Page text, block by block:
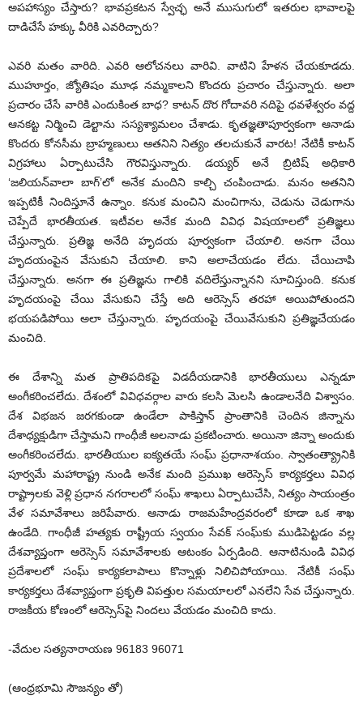
అపహాస్యం చేస్తారు? భావప్రకటన స్వేచ్ఛ అనే ముసుగులో ఇతరుల భావాలపై
దాడిచేసే హక్కు వీరికి ఎవరిచ్చారు?
ఎవరి మతం వారిది. ఎవరి ఆలోచనలు వారివి. వాటిని హేళన చేయకూడదు.
ముహూర్తం, జ్యోతిషం మూఢ నమ్మకాలని కొందరు ప్రచారం చేస్తున్నారు. అలా
ప్రచారం చేసే వారికి ఎందుకింత బాధ? కాటన్ దొర గోదావరి నదిపై ధవళేశ్వరం వద్ద
ఆనకట్ట నిర్మించి డెల్టాను సస్యశ్యామలం చేశాడు. కృతజ్ఞతాపూర్వకంగా ఆనాడు
కొందరు కోనసీమ బ్రాహ్మణులు ఆతనిని నిత్యం తలచుకునే వారట! నేటికీ కాటన్
విగ్రహాలు ఏర్పాటుచేసి గౌరవిస్తున్నారు. డయ్యర్ అనే బ్రిటిష్ అధికారి
‘జలియన్‌వాలా బాగ్’లో అనేక మందిని కాల్చి చంపించాడు. మనం అతనిని
ఇప్పటికీ నిందిస్తూనే ఉన్నాం. కనుక మంచిని మంచిగాను, చెడును చెడుగాను
చెప్పేదే భారతీయత. ఇటీవల అనేక మంది వివిధ విషయాలలో ప్రతిజ్ఞలు
చేస్తున్నారు. ప్రతిజ్ఞ అనేది హృదయ పూర్వకంగా చేయాలి. అనగా చేయి
హృదయంపైన వేసుకుని చేయాలి. కాని అలాచేయడం లేదు. చేయిచాపి
చేస్తున్నారు. అనగా ఈ ప్రతిజ్ఞను గాలికి వదిలేస్తున్నానని సూచిస్తుంది. కనుక
హృదయంపై చేయి వేసుకుని చేస్తే అది ఆరెస్సెస్ తరహా అయిపోతుందని
భయపడిపోయి అలా చేస్తున్నారు. హృదయంపై చేయివేసుకుని ప్రతిజ్ఞచేయడం
మంచిది.
ఈ దేశాన్ని మత ప్రాతిపదికపై విడదీయడానికి భారతీయులు ఎన్నడూ
అంగీకరించలేదు. దేశంలో వివిధవర్గాల వారు కలసి మెలసి ఉండాలనేది విశ్వాసం.
దేశ విభజన జరగకుండా ఉండేలా పాకిస్తాన్ ప్రాంతానికి చెందిన జిన్నాను
దేశాధ్యక్షుడిగా చేస్తామని గాంధీజీ అలనాడు ప్రకటించారు. అయినా జిన్నా అందుకు
అంగీకరించలేదు. భారతీయుల ఐక్యతయే సంఘ్ ప్రధానాశయం. స్వాతంత్య్రానికి
పూర్వమే మహారాష్ట్ర నుండి అనేక మంది ప్రముఖ ఆరెస్సెస్ కార్యకర్తలు వివిధ
రాష్ట్రాలకు వెళ్లి ప్రధాన నగరాలలో సంఘ్ శాఖలు ఏర్పాటుచేసి, నిత్యం సాయంత్రం
వేళ సమావేశాలు జరిపేవారు. ఆనాడు రాజమహేంద్రవరంలో కూడా ఒక శాఖ
ఉండేది. గాంధీజీ హత్యకు రాష్ట్రీయ స్వయం సేవక్ సంఘ్‌కు ముడిపెట్టడం వల్ల
దేశవ్యాప్తంగా ఆరెస్సెస్ సమావేశాలకు ఆటంకం ఏర్పడింది. ఆనాటినుండి వివిధ
ప్రదేశాలలో సంఘ్ కార్యకలాపాలు కొన్నాళ్లు నిలిచిపోయాయి. నేటికీ సంఘ్
కార్యకర్తలు దేశవ్యాప్తంగా ప్రకృతి విపత్తుల సమయాలలో ఎనలేని సేవ చేస్తున్నారు.
రాజకీయ కోణంలో ఆరెస్సెస్‌పై నిందలు వేయడం మంచిది కాదు.
-వేదుల సత్యనారాయణ 96183 96071
(ఆంధ్రభూమి సౌజన్యం తో)